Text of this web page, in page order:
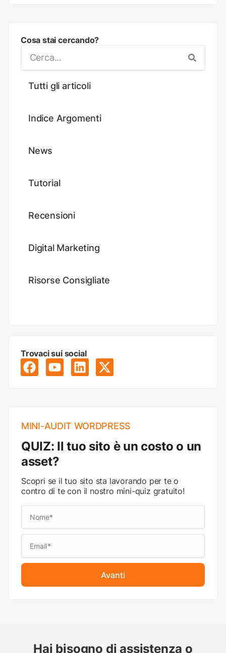
Cosa stai cercando?
Tutti gli articoli
Indice Argomenti
News
Tutorial
Recensioni
Digital Marketing
Risorse Consigliate
Trovaci sui social
MINI-AUDIT WORDPRESS
QUIZ: Il tuo sito è un costo o un
asset?
Scopri se il tuo sito sta lavorando per te o
contro di te con il nostro mini-quiz gratuito!
Avanti
Hai bisogno di assistenza o